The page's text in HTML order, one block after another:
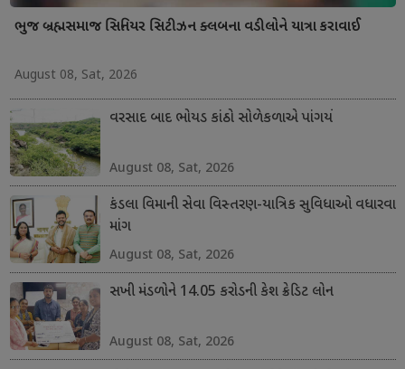
ભુજ બ્રહ્મસમાજ સિનિયર સિટીઝન ક્લબના વડીલોને યાત્રા કરાવાઈ
August 08, Sat, 2026
વરસાદ બાદ ભોયડ કાંઠો સોળેકળાએ પાંગર્યો
August 08, Sat, 2026
કંડલા વિમાની સેવા વિસ્તરણ-યાત્રિક સુવિધાઓ વધારવા
માંગ
August 08, Sat, 2026
સખી મંડળોને 14.05 કરોડની કેશ ક્રેડિટ લોન
August 08, Sat, 2026